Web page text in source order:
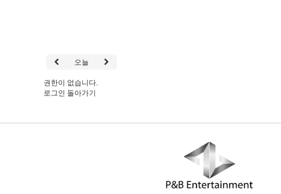
오늘
권한이 없습니다.
로그인 돌아가기